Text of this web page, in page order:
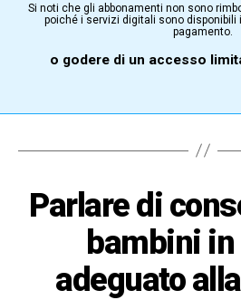
Si noti che gli abbonamenti non sono
poiché i servizi digitali sono disponibili
pagamento.
o godere di un accesso
Parlare di
bambini
adeguato